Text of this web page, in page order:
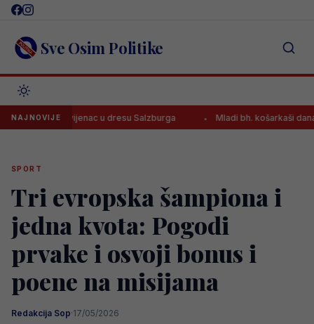
Skip
content Sve Osim Politike
NAJNOVIJE
prvijenac u dresu Salzburga Mladi bh. košarkaši danas traže
SPORT
Tri evropska šampiona i
jedna kvota: Pogodi
prvake i osvoji bonus i
poene na misijama
Redakcija Sop·17/05/2026